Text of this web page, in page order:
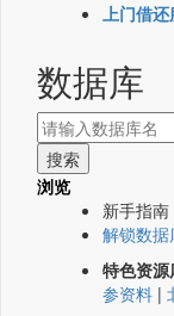
上门借还
数据库
浏览
新手指南
解锁数据
特色资源
参资料 |